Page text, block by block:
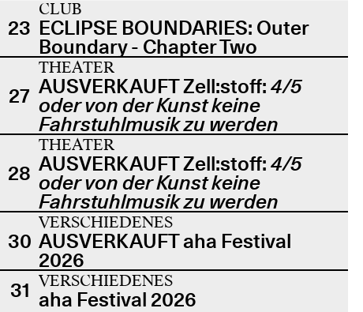
23
CLUB
ECLIPSE BOUNDARIES: Outer
Boundary - Chapter Two
27
THEATER
AUSVERKAUFT Zell:stoff: 4/5
oder von der Kunst keine
Fahrstuhlmusik zu werden
28
THEATER
AUSVERKAUFT Zell:stoff: 4/5
oder von der Kunst keine
Fahrstuhlmusik zu werden
30
VERSCHIEDENES
AUSVERKAUFT aha Festival
2026
31 VERSCHIEDENES
aha Festival 2026